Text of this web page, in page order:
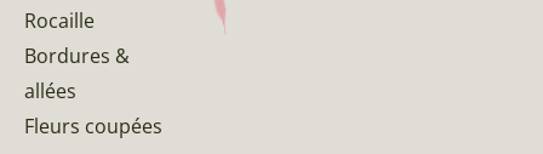
Rocaille
Bordures &
allées
Fleurs coupées